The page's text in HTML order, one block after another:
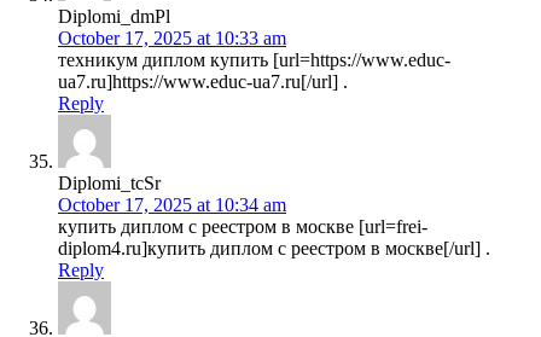
Diplomi_dmPl
October 17, 2025 at 10:33 am
техникум диплом купить [url=https://www.educ-
ua7.ru]https://www.educ-ua7.ru[/url] .
Reply
Diplomi_tcSr
October 17, 2025 at 10:34 am
купить диплом с реестром в москве [url=frei-
diplom4.ru]купить диплом с реестром в москве[/url] .
Reply